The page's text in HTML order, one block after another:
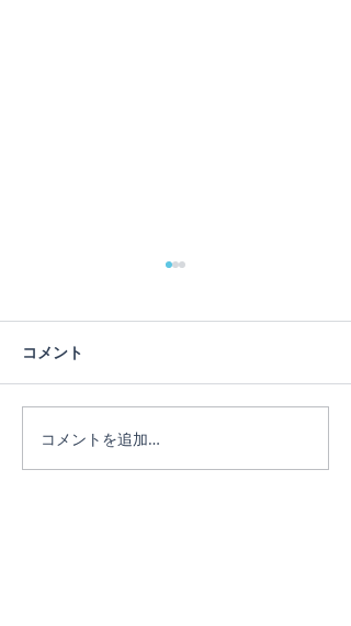
ヨガインストラクター
Miki
コメント
コメントを追加…